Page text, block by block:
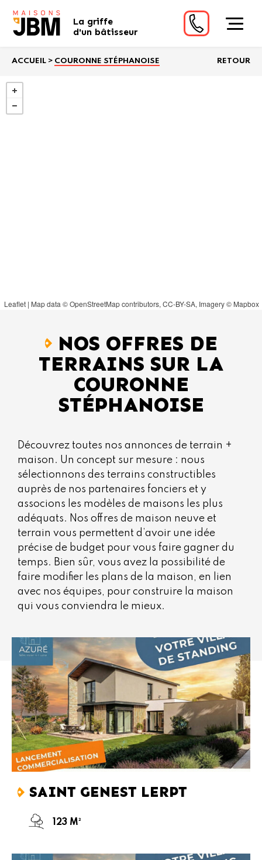
La griffe
d'un bâtisseur
ACCUEIL > COURONNE STÉPHANOISE RETOUR
Leaflet | Map data ©OpenStreetMapcontributors, CC-BY-SA, Imagery © Mapbox
NOS OFFRES DE
TERRAINS SUR LA
COURONNE
STÉPHANOISE
Découvrez toutes nos annonces de terrain +
maison. Un concept sur mesure : nous
sélectionnons des terrains constructibles
auprès de nos partenaires fonciers et y
associons les modèles de maisons les plus
adéquats. Nos offres de maison neuve et
terrain vous permettent d’avoir une idée
précise de budget pour vous faire gagner du
temps. Bien sûr, vous avez la possibilité de
faire modifier les plans de la maison, en lien
avec nos équipes, pour construire la maison
qui vous conviendra le mieux.
SAINT GENEST LERPT
123 M²